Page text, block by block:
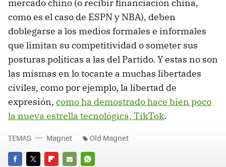
mercado chino (o recibir financiación china,
como es el caso de ESPN y NBA), deben
doblegarse a los medios formales e informales
que limitan su competitividad o someter sus
posturas políticas a las del Partido. Y estas no son
las mismas en lo tocante a muchas libertades
civiles, como por ejemplo, la libertad de
expresión, como ha demostrado hace bien poco
la nueva estrella tecnológica, TikTok.
TEMAS Magnet Old Magnet